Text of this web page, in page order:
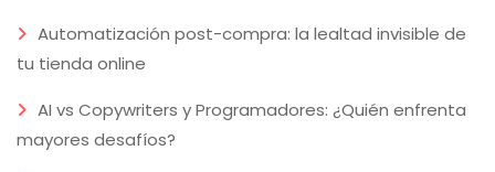
Automatización post-compra: la lealtad invisible de
tu tienda online
AI vs Copywriters y Programadores: ¿Quién enfrenta
mayores desafíos?